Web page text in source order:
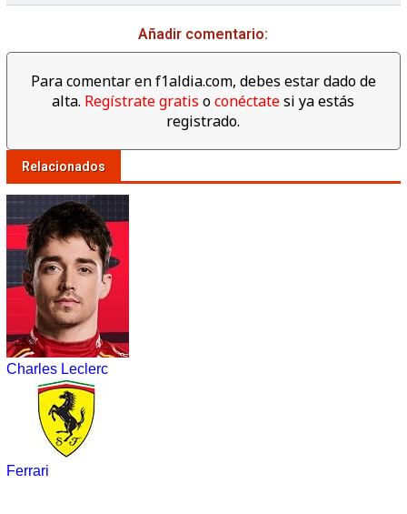
Añadir comentario:
Para comentar en f1aldia.com, debes estar dado de
alta. Regístrate gratis oconéctatesi ya estás
registrado.
Relacionados
Charles Leclerc
Ferrari